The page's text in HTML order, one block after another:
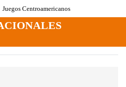
Juegos Centroamericanos